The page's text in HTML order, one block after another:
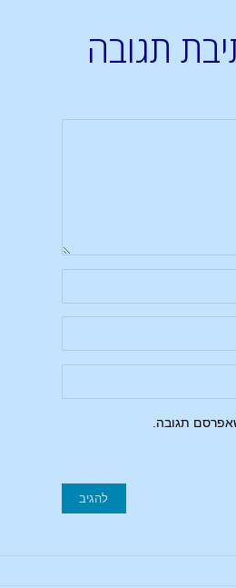
תגובה
תגובה.